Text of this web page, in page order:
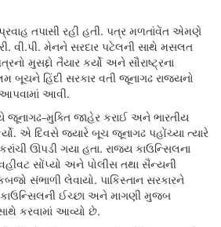
તપાસી રહી હતી. પત્ર મળતાંવેંત એમણે
વી.પી. મેનને સરદાર પટેલની સાથે મસલત
મુસદ્દો તૈયાર કર્યો અને સૌરાષ્ટ્રના
બૂચને હિંદી સરકાર વતી જૂનાગઢ રાજ્યનો
આવી.
જૂનાગઢ-મુક્તિ જાહેર કરાઈ અને ભારતીય
એ દિવસે જ્યારે બૂચ જૂનાગઢ પહોંચ્યા ત્યારે
ઊપડી ગયા હતા. રાજ્ય કાઉન્સિલના
સોંપ્યો અને પોલીસ તથા સૈન્યની
સંભાળી લેવાયો. પાકિસ્તાન સરકારને
ઈચ્છા અને માગણી મુજબ
કરવામાં આવ્યો છે.